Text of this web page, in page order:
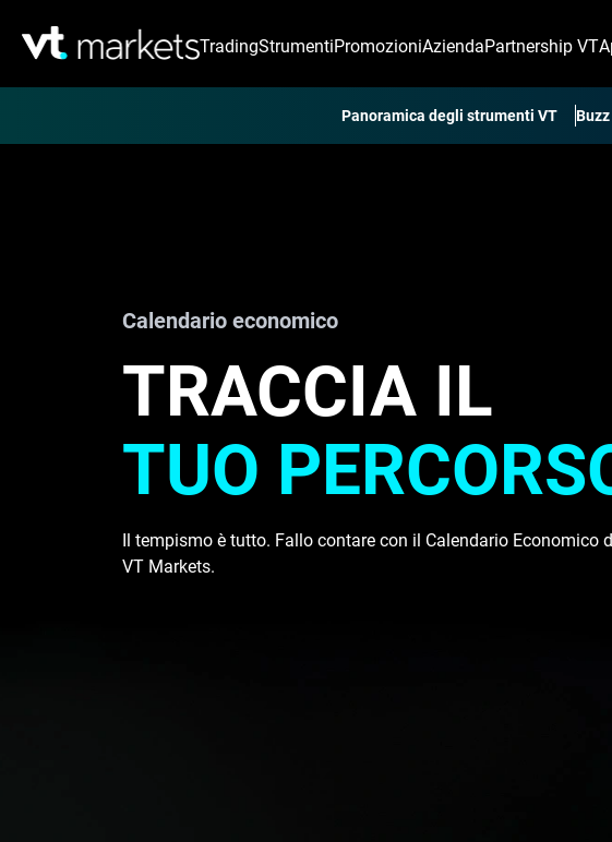
TradingStrumentiPromozioniAziendaPartnership VT
Panoramica degli strumenti VT
Calendario economico
TRACCIA IL
TUO
Il tempismo è tutto. Fallo contare con il Calendario Economico
VT Markets.